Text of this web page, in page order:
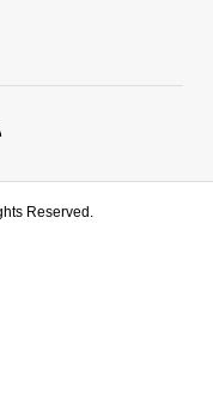
Reserved.